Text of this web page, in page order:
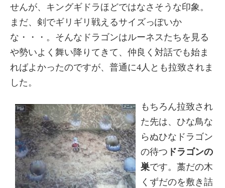
せんが、キングギドラほどではなさそうな印象。
まだ、剣でギリギリ戦えるサイズっぽいか
な・・・。そんなドラゴンはルーネスたちを見る
や勢いよく舞い降りてきて、仲良く対話でも始ま
ればよかったのですが、普通に4人とも拉致されま
した。
もちろん拉致され
た先は、ひな鳥な
らぬひなドラゴン
の待つ ドラゴンの
巣です。藁だの木
くずだのを敷き詰